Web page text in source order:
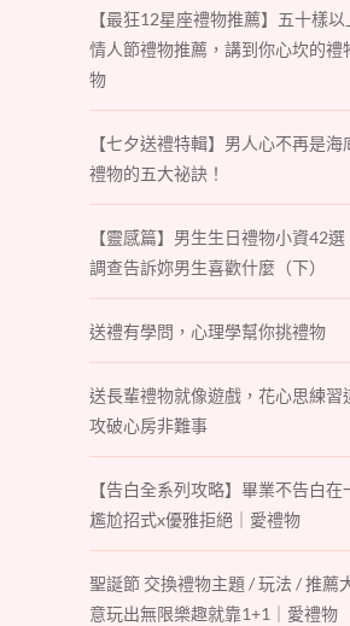
【最狂12星座禮物推薦】五十樣
情人節禮物推薦，講到你心坎的禮
物
【七夕送禮特輯】男人心不再是
禮物的五大祕訣！
【靈感篇】男生生日禮物小資42
調查告訴妳男生喜歡什麼（下）
送禮有學問，心理學幫你挑禮物
送長輩禮物就像遊戲，花心思練習
攻破心房非難事
【告白全系列攻略】畢業不告白
尷尬招式x優雅拒絕｜愛禮物
聖誕節 交換禮物主題 / 玩法 / 推薦
意玩出無限樂趣就靠1+1｜愛禮物